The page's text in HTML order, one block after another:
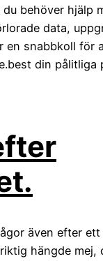
du behöver hjälp
data,
en snabbkoll för
din pålitliga
även efter
hängde mej,